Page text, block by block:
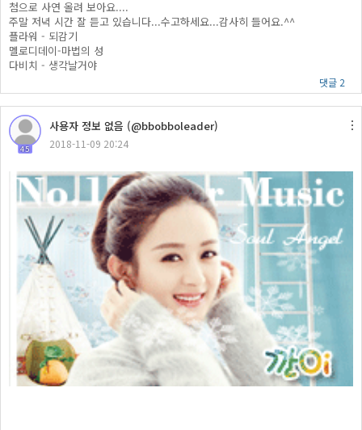
첨으로 사연 올려 보아요....
주말 저녁 시간 잘 듣고 있습니다...수고하세요...감사히 들어요.^^
플라워 - 되감기
멜로디데이-마법의 성
다비치 - 생각날거야
댓글 2
45
사용자 정보 없음 (@bbobboleader)
2018-11-09 20:24